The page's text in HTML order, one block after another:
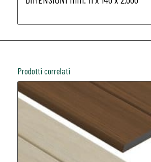
Prodotti correlati